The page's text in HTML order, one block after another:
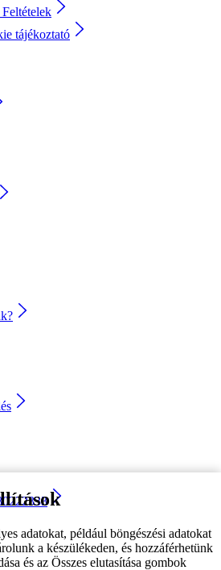
adatokat, például böngészési adatokat
a készülékeden, és hozzáférhetünk
és az Összes elutasítása gombok
tájékoztató